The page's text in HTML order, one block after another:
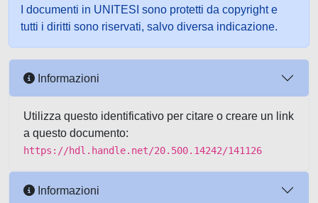
I documenti in UNITESI sono protetti da copyright e
tutti i diritti sono riservati, salvo diversa indicazione.
Informazioni
Utilizza questo identificativo per citare o creare un link
a questo documento:
https://hdl.handle.net/20.500.14242/141126
Informazioni